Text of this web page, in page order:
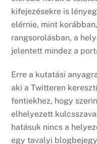
kifejezésekre is
elérnie, mint
rangsorolásban, a
jelentett mindez a
Erre a kutatási
aki a Twitteren
fentiekhez, hogy
elhelyezett
hatásuk nincs a
egy tavalyi